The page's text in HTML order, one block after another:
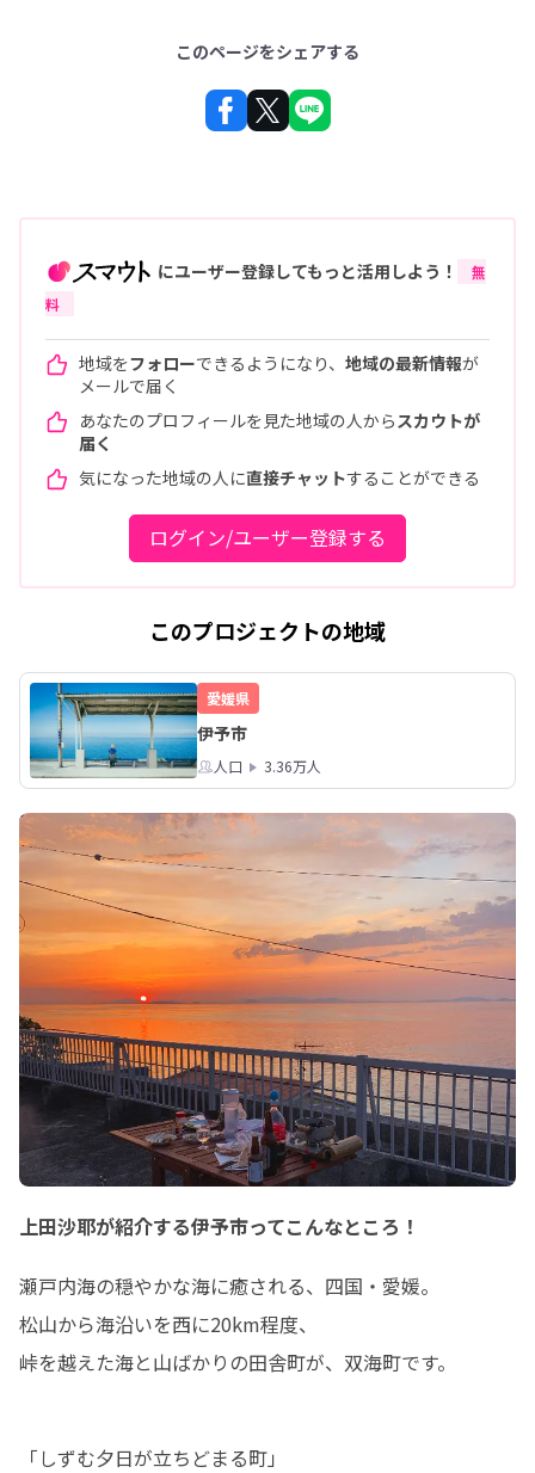
このページをシェアする
にユーザー登録してもっと活用しよう！
無
料
地域をフォローできるようになり、 地域の最新情報が
メールで届く
あなたのプロフィールを見た地域の人から スカウトが
届く
気になった地域の人に直接チャットすることができる
ログイン/ユーザー登録する
このプロジェクトの地域
愛媛県
伊予市
人口 3.36万人
上田沙耶が紹介する伊予市ってこんなところ！
瀬戸内海の穏やかな海に癒される、四国・愛媛。
松山から海沿いを西に20km程度、
峠を越えた海と山ばかりの田舎町が、双海町です。
「しずむ夕日が立ちどまる町」